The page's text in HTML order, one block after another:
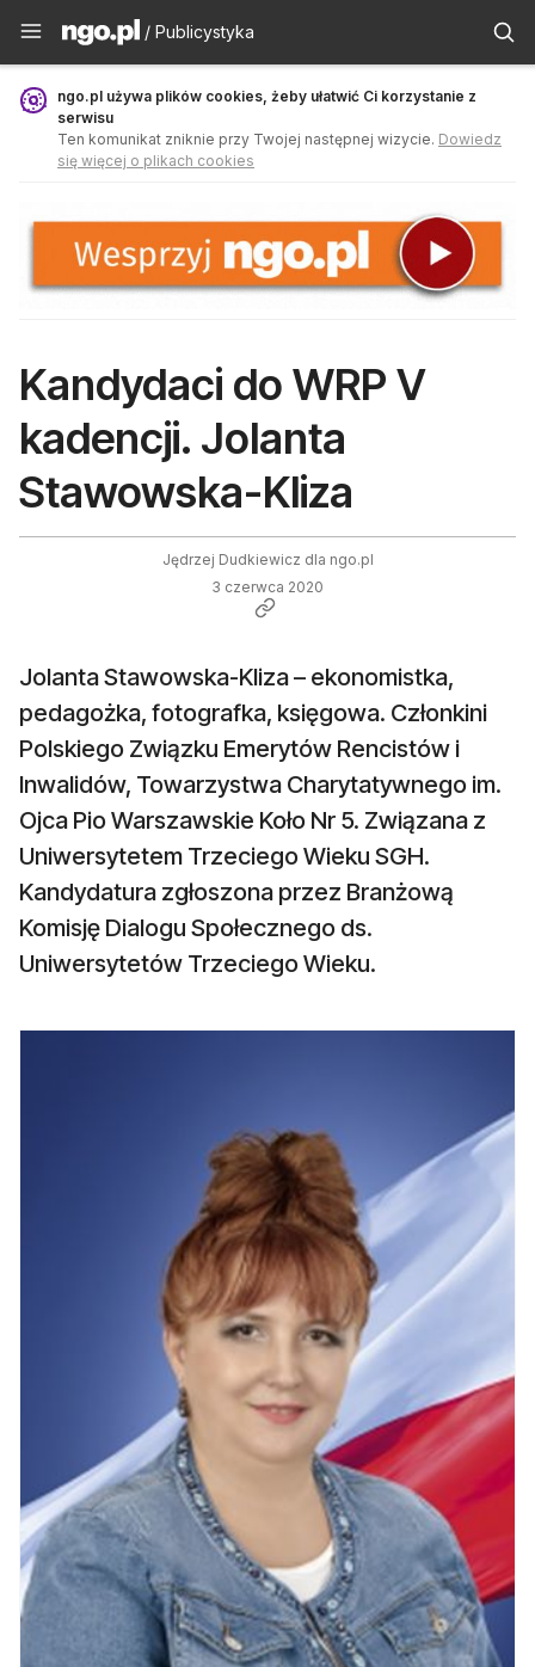
Publicystyka - ngo.pl
/ Publicystyka
ngo.pl używa plików cookies, żeby ułatwić Ci korzystanie z
serwisu
Ten komunikat zniknie przy Twojej następnej wizycie. Dowiedz
się więcej o plikach cookies
Kandydaci do WRP V
kadencji. Jolanta
Stawowska-Kliza
Jędrzej Dudkiewicz dla ngo.pl
3 czerwca 2020
Jolanta Stawowska-Kliza – ekonomistka,
pedagożka, fotografka, księgowa. Członkini
Polskiego Związku Emerytów Rencistów i
Inwalidów, Towarzystwa Charytatywnego im.
Ojca Pio Warszawskie Koło Nr 5. Związana z
Uniwersytetem Trzeciego Wieku SGH.
Kandydatura zgłoszona przez Branżową
Komisję Dialogu Społecznego ds.
Uniwersytetów Trzeciego Wieku.